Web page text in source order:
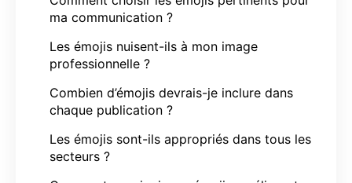
ma communication ?
Les émojis nuisent-ils à mon image
professionnelle ?
Combien d’émojis devrais-je inclure dans
chaque publication ?
Les émojis sont-ils appropriés dans tous les
secteurs ?